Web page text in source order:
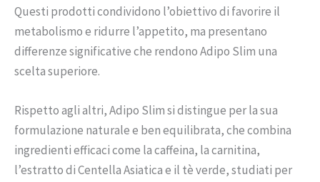
Questi prodotti condividono l’obiettivo di favorire il
metabolismo e ridurre l’appetito, ma presentano
differenze significative che rendono Adipo Slim una
scelta superiore.
Rispetto agli altri, Adipo Slim si distingue per la sua
formulazione naturale e ben equilibrata, che combina
ingredienti efficaci come la caffeina, la carnitina,
l’estratto di Centella Asiatica e il tè verde, studiati per